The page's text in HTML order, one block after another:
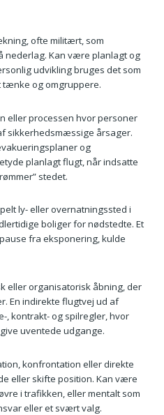
ofte militært, som
nederlag. Kan være planlagt og
udvikling bruges det som
og omgruppere.
eller processen hvor personer
sikkerhedsmæssige årsager.
og
planlagt flugt, når indsatte
stedet.
ly- eller overnatningssted i
boliger for nødstedte. Et
fra eksponering, kulde
eller organisatorisk åbning, der
En indirekte flugtvej ud af
, kontrakt- og spilregler, hvor
uventede udgange.
konfrontation eller direkte
eller skifte position. Kan være
i trafikken, eller mentalt som
eller et svært valg.